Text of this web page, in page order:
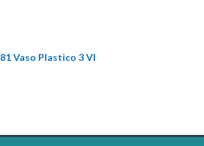
Vaso Plastico 3 Vl